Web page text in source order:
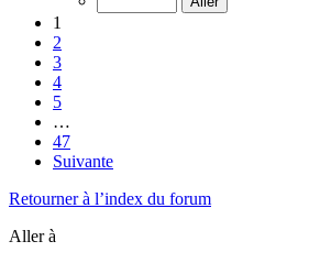
1
2
3
4
5
…
47
Suivante
Retourner à l’index du forum
Aller à